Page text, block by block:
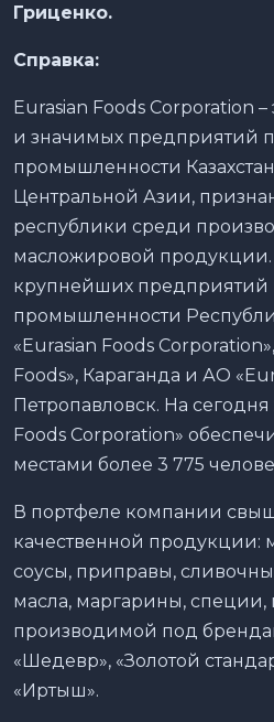
Гриценко.
Справка:
Eurasian Foods Corporation
и значимых предприятий
промышленности
Центральной Азии,
республики среди
масложировой продукции.
крупнейших
промышленности
«Eurasian Foods
Foods», Караганда и АО
Петропавловск. На сегодня
Foods Corporation»
местами более 3 775
В портфеле компании
качественной продукции:
соусы, приправы,
масла, маргарины,
производимой под
«Шедевр», «Золотой
«Иртыш».